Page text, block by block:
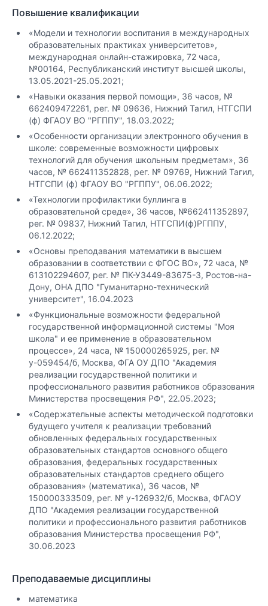
Повышение квалификации
«Модели и технологии воспитания в международных
образовательных практиках университетов»,
международная онлайн-стажировка, 72 часа,
№00164, Республиканский институт высшей школы,
13.05.2021-25.05.2021;
«Навыки оказания первой помощи», 36 часов, №
662409472261, рег. № 09636, Нижний Тагил, НТГСПИ
(ф) ФГАОУ ВО "РГППУ", 18.03.2022;
«Особенности организации электронного обучения в
школе: современные возможности цифровых
технологий для обучения школьным предметам», 36
часов, № 662411352828, рег. № 09769, Нижний Тагил,
НТГСПИ (ф) ФГАОУ ВО "РГППУ", 06.06.2022;
«Технологии профилактики буллинга в
образовательной среде», 36 часов, №662411352897,
рег. № 09837, Нижний Тагил, НТГСПИ(ф)РГППУ,
06.12.2022;
«Основы преподавания математики в высшем
образовании в соответствии с ФГОС ВО», 72 часа, №
613102294607, рег. № ПК-УЗ449-83675-3, Ростов-на-
Дону, ОНА ДПО "Гуманитарно-технический
университет", 16.04.2023
«Функциональные возможности федеральной
государственной информационной системы "Моя
школа" и ее применение в образовательном
процессе», 24 часа, № 150000265925, рег. №
у-059454/б, Москва, ФГА ОУ ДПО "Академия
реализации государственной политики и
профессионального развития работников образования
Министерства просвещения РФ", 22.05.2023;
«Содержательные аспекты методической подготовки
будущего учителя к реализации требований
обновленных федеральных государственных
образовательных стандартов основного общего
образования, федеральных государственных
образовательных стандартов среднего общего
образования» (математика), 36 часов, №
150000333509, рег. № у-126932/б, Москва, ФГАОУ
ДПО "Академия реализации государственной
политики и профессионального развития работников
образования Министерства просвещения РФ",
30.06.2023
Преподаваемые дисциплины
математика